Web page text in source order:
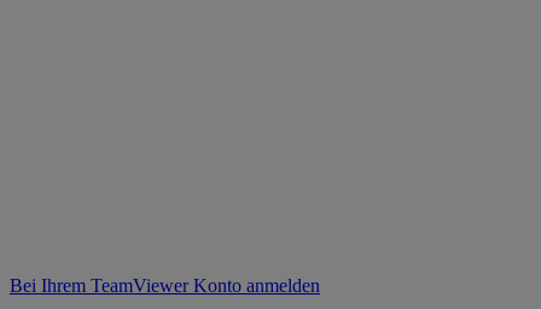
Bei Ihrem TeamViewer Konto anmelden